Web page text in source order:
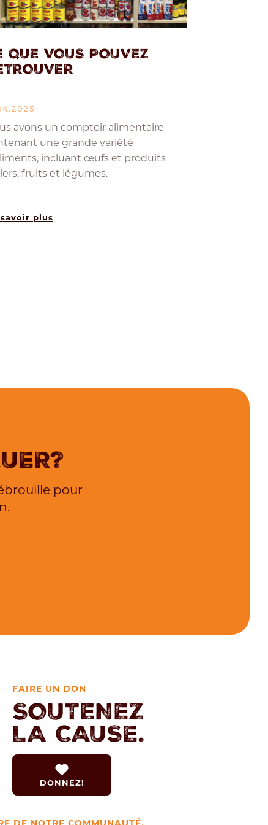
QUE VOUS POUVEZ
avons un comptoir alimentaire
une grande variété
incluant œufs et produits
fruits et légumes.
savoir plus
pour
FAIRE UN DON
SOUTENEZ
LA CAUSE.
DONNEZ!